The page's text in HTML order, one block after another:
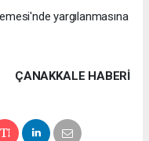
yargılanmasına
ÇANAKKALE HABERİ